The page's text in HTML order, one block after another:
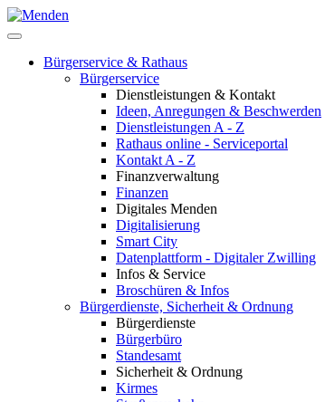
Bürgerservice & Rathaus
Bürgerservice
Dienstleistungen & Kontakt
Ideen, Anregungen & Beschwerden
Dienstleistungen A - Z
Rathaus online - Serviceportal
Kontakt A - Z
Finanzverwaltung
Finanzen
Digitales Menden
Digitalisierung
Smart City
Datenplattform - Digitaler Zwilling
Infos & Service
Broschüren & Infos
Bürgerdienste, Sicherheit & Ordnung
Bürgerdienste
Bürgerbüro
Standesamt
Sicherheit & Ordnung
Kirmes